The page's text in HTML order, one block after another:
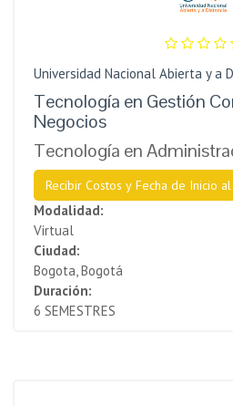
Universidad Nacional Abierta y a
Tecnología en Gestión
Negocios
Tecnología en
Recibir Costos y Fecha de Inicio
Modalidad:
Virtual
Ciudad:
Bogota, Bogotá
Duración:
6 SEMESTRES